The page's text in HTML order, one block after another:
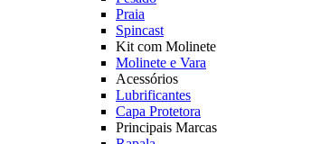
Praia
Spincast
Kit com Molinete
Molinete e Vara
Acessórios
Lubrificantes
Capa Protetora
Principais Marcas